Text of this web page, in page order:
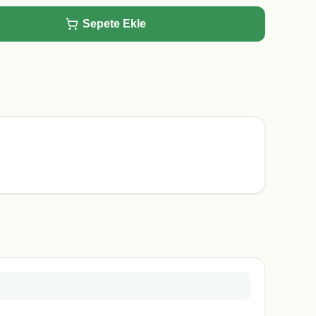
Sepete Ekle